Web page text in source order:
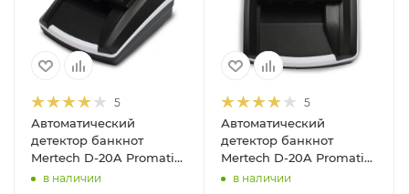
5
Автоматический
детектор банкнот
Mertech D-20A Promatic
(LED Multi, с АКБ)
в наличии
5
Автоматический
детектор банкнот
Mertech D-20A Promatic
(LED RUB, c АКБ)
в наличии